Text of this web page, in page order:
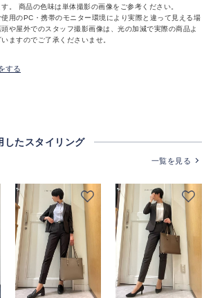
。 商品の色味は単体撮影の画像をご参考ください。
用のPC・携帯のモニター環境により実際と違って見える場
や屋外でのスタッフ撮影画像は、光の加減で実際の商品よ
ますのでご了承くださいませ。
する
したスタイリング
一覧を見る